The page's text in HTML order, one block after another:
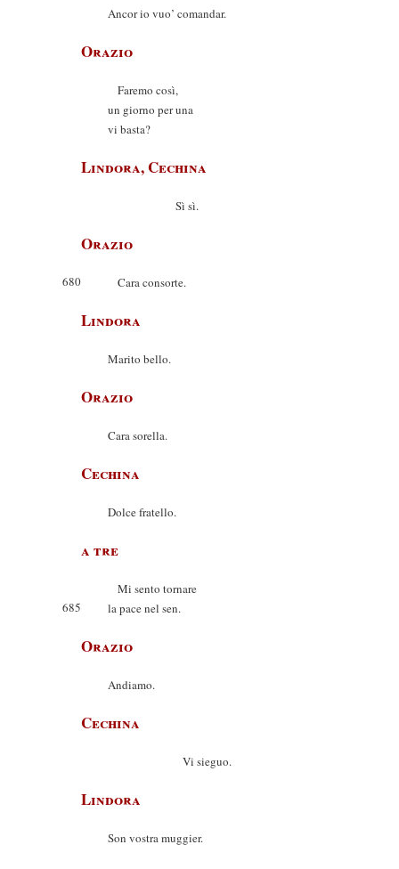
Ancor io vuo’ comandar.
Orazio
Faremo così,
un giorno per una
vi basta?
Lindora, Cechina
Sì sì.
Orazio
680 Cara consorte.
Lindora
Marito bello.
Orazio
Cara sorella.
Cechina
Dolce fratello.
a tre
Mi sento tornare
685
la pace nel sen.
Orazio
Andiamo.
Cechina
Vi sieguo.
Lindora
Son vostra muggier.